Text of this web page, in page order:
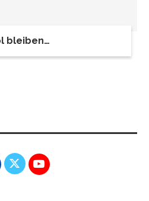
bleiben…